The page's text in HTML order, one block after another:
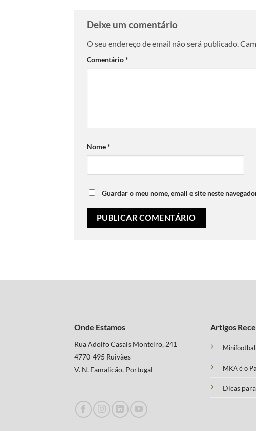
Deixe um comentário
O seu endereço de email não será publicado.
Comentário*
Nome*
Guardar o meu nome, email e site neste
Onde Estamos
Rua Adolfo Casais Monteiro, 241
4770-495 Ruivães
V. N. Famalicão, Portugal
Artigos
MKA é o
Dicas